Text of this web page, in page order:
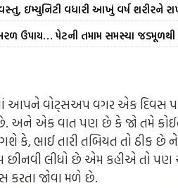
ઇમ્યુનિટી વધારી આખું વર્ષ શરીરને
ઉપાય… પેટની તમામ સમસ્યા
આપને વોટ્સઅપ વગર એક
છે. અને એક વાત પણ છે કે જો તમે
કે, ભાઈ તારી તબિયત તો ઠીક છે
લીધો છે એમ કહીએ તો પણ
કરતા જોવા મળે છે.